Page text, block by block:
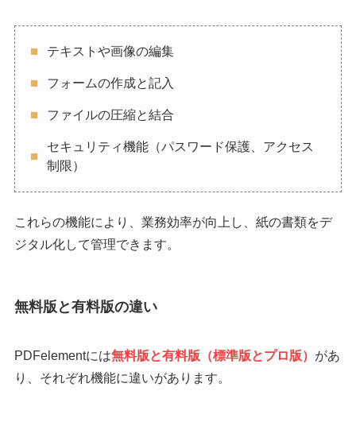
テキストや画像の編集
フォームの作成と記入
ファイルの圧縮と結合
セキュリティ機能（パスワード保護、アクセス
制限）
これらの機能により、業務効率が向上し、紙の書類をデ
ジタル化して管理できます。
無料版と有料版の違い
PDFelementには無料版と有料版（標準版とプロ版） があ
り、それぞれ機能に違いがあります。